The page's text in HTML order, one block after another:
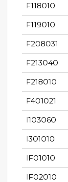
F118010
F119010
F208031
F213040
F218010
F401021
I103060
I301010
IF01010
IF02010